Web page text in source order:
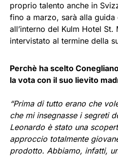
proprio talento anche in
fino a marzo, sarà alla guida
all’interno del Kulm Hotel
intervistato al termine della
Perchè ha scelto
la vota con il suo lievito
“Prima di tutto erano che
che mi insegnasse i segreti
Leonardo è stato una
approccio totalmente
prodotto. Abbiamo, infatti,